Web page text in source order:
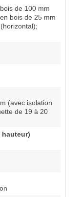
de 100 mm
bois de 25 mm
(avec isolation
de 19 à 20
hauteur)